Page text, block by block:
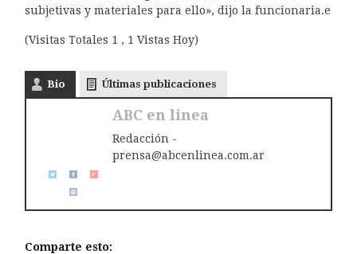
subjetivas y materiales para ello», dijo la funcionaria.e
(Visitas Totales 1 , 1 Vistas Hoy)
Bio Últimas publicaciones
ABC en linea
Redacción -
prensa@abcenlinea.com.ar
Comparte esto: